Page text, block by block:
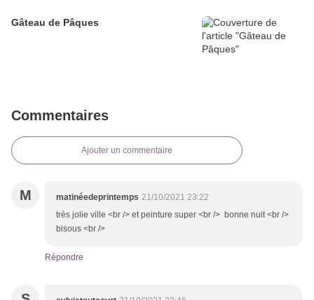
Gâteau de Pâques
Commentaires
Ajouter un commentaire
M matinéedeprintemps 21/10/2021 23:22
très jolie ville <br /> et peinture super <br /> bonne nuit <br />
bisous <br />
Répondre